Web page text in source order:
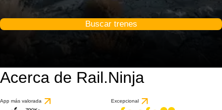
Buscar trenes
Acerca de Rail.Ninja
App más valorada Excepcional